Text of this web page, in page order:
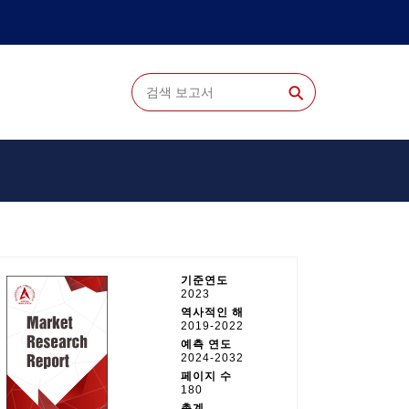
⚲
기준연도
2023
역사적인 해
2019-2022
예측 연도
2024-2032
페이지 수
180